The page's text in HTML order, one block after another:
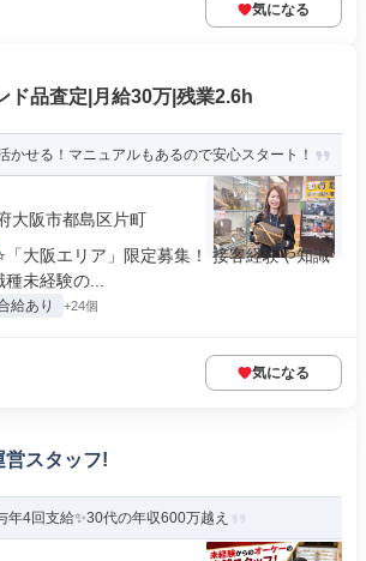
気になる
ド品査定|月給30万|残業2.6h
かせる！マニュアルもあるので安心スタート！
大阪市都島区片町
「大阪エリア」限定募集！ 接客経験や知識
未経験の...
給あり +24個
気になる
営スタッフ!
年4回支給✨30代の年収600万越え